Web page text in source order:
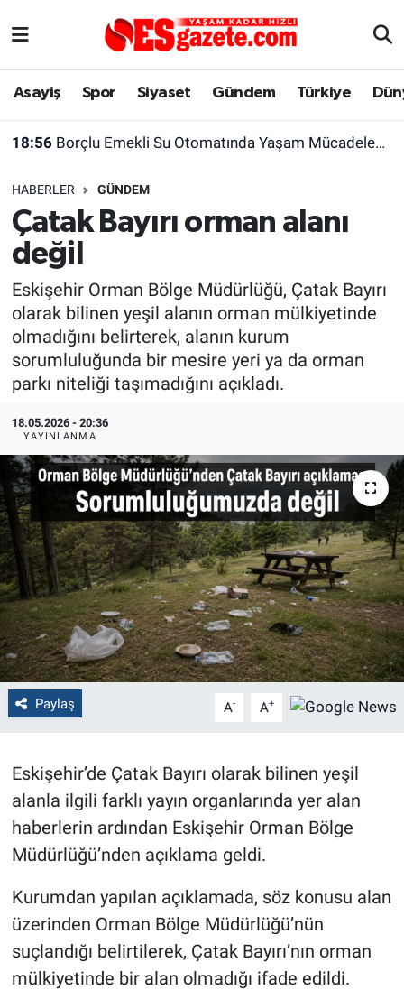
Asayiş Spor Siyaset Gündem Türkiye
18:56 Borçlu Emekli Su Otomatında Yaşam Mücadelesi Veriyor
HABERLER GÜNDEM
Çatak Bayırı orman alanı
değil
Eskişehir Orman Bölge Müdürlüğü, Çatak Bayırı
olarak bilinen yeşil alanın orman mülkiyetinde
olmadığını belirterek, alanın kurum
sorumluluğunda bir mesire yeri ya da orman
parkı niteliği taşımadığını açıkladı.
18.05.2026 - 20:36
YAYINLANMA
Paylaş A- A+
Eskişehir’de Çatak Bayırı olarak bilinen yeşil
alanla ilgili farklı yayın organlarında yer alan
haberlerin ardından Eskişehir Orman Bölge
Müdürlüğü’nden açıklama geldi.
Kurumdan yapılan açıklamada, söz konusu alan
üzerinden Orman Bölge Müdürlüğü’nün
suçlandığı belirtilerek, Çatak Bayırı’nın orman
mülkiyetinde bir alan olmadığı ifade edildi.
Asayiş
Gündem
Türkiye
Dünya
Sağlık
Alış-Veriş/İş dünyası
Yaşam
Eskişehirspor Arşivi
Eskişehir Arşivi
Röportaj
Ekonomi
Kültür Sanat
Politika
Bilecik
Kütahya
Gezi
Genel
Çevre
Yerel
Bilim ve Teknoloji
Eskişehir Nöbetçi Eczaneler
Süper Lig Puan Durumu ve Fikstür
Tüm Manşetler
Son Dakika Haberleri
Haber Arşivi